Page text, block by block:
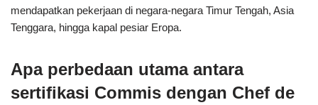
mendapatkan pekerjaan di negara-negara Timur Tengah, Asia
Tenggara, hingga kapal pesiar Eropa.
Apa perbedaan utama antara
sertifikasi Commis dengan Chef de